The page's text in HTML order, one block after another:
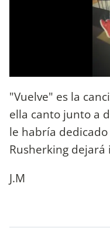
"Vuelve" es la
ella canto junto a
le habría
Rusherking
J.M